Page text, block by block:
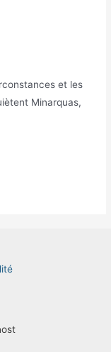
et les
Minarquas,